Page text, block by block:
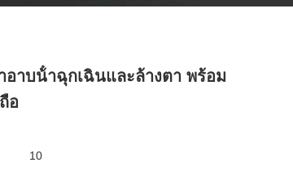
อาบน้ําฉุกเฉินและล้างตา พร้อม
อ
10